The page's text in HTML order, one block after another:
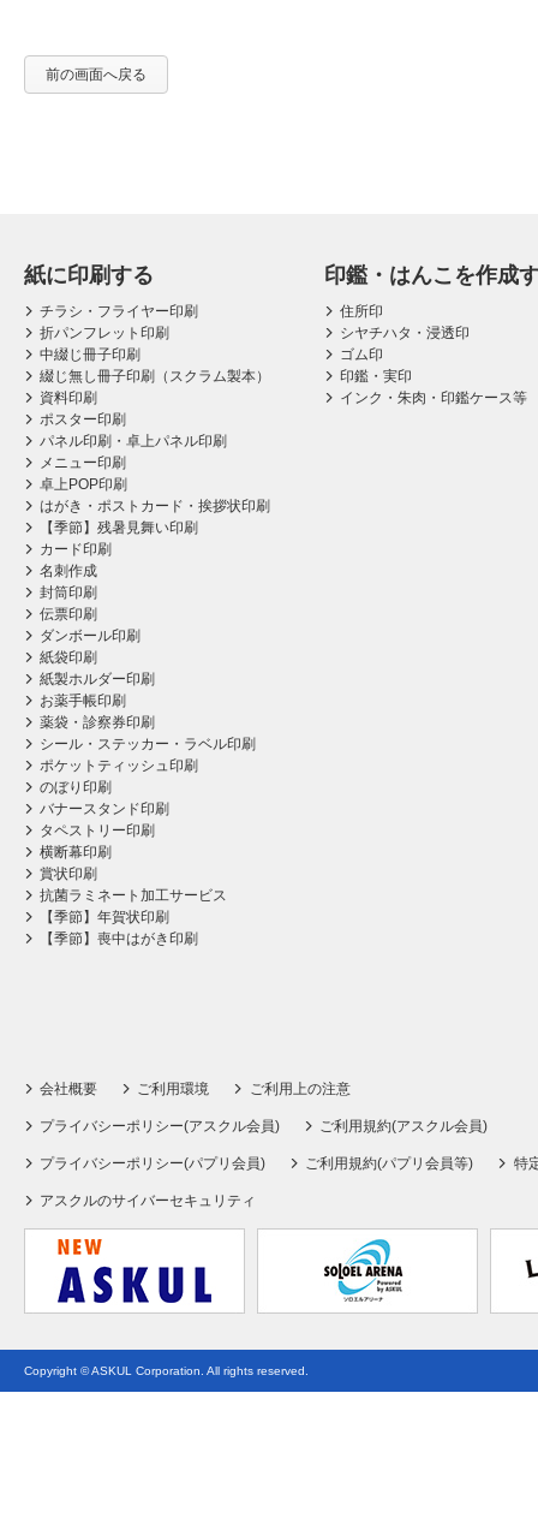
前の画面へ戻る
紙に印刷する
チラシ・フライヤー印刷
折パンフレット印刷
中綴じ冊子印刷
綴じ無し冊子印刷（スクラム製本）
資料印刷
ポスター印刷
パネル印刷・卓上パネル印刷
メニュー印刷
卓上POP印刷
はがき・ポストカード・挨拶状印刷
【季節】残暑見舞い印刷
カード印刷
名刺作成
封筒印刷
伝票印刷
ダンボール印刷
紙袋印刷
紙製ホルダー印刷
お薬手帳印刷
薬袋・診察券印刷
シール・ステッカー・ラベル印刷
ポケットティッシュ印刷
のぼり印刷
バナースタンド印刷
タペストリー印刷
横断幕印刷
賞状印刷
抗菌ラミネート加工サービス
【季節】年賀状印刷
【季節】喪中はがき印刷
印鑑・はんこを作成
住所印
シヤチハタ・浸透印
ゴム印
印鑑・実印
インク・朱肉・印鑑ケース等
会社概要 ご利用環境 ご利用上の注意
プライバシーポリシー(アスクル会員) ご利用規約(アスクル会員)
プライバシーポリシー(パプリ会員) ご利用規約(パプリ会員等) 特
アスクルのサイバーセキュリティ
Copyright © ASKUL Corporation. All rights reserved.